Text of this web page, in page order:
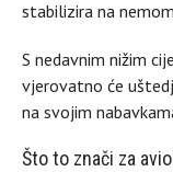
stabilizira na
S nedavnim nižim
vjerovatno će
na svojim
Što to znači za